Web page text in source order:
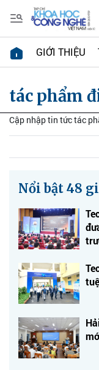
GIỚI THIỆU
tác phẩm
Cập nhập tin tức tác
Nổi bật 48